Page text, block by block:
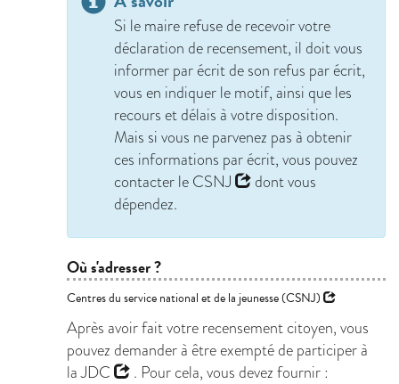
Si le maire refuse de recevoir votre
déclaration de recensement, il doit vous
informer par écrit de son refus par écrit,
vous en indiquer le motif, ainsi que les
recours et délais à votre disposition.
Mais si vous ne parvenez pas à obtenir
ces informations par écrit, vous pouvez
contacter le CSNJ
dont vous
dépendez.
Où s'adresser ?
Centres du service national et de la jeunesse (CSNJ)
Après avoir fait votre recensement citoyen, vous
pouvez demander à être exempté de participer à
laJDC
. Pour cela, vous devez fournir :